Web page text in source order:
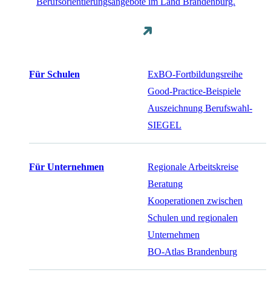
Für Schulen
ExBO-Fortbildungsreihe
Good-Practice-Beispiele
Auszeichnung Berufswahl-
SIEGEL
Für Unternehmen
Regionale Arbeitskreise
Beratung
Kooperationen zwischen
Schulen und regionalen
Unternehmen
BO-Atlas Brandenburg